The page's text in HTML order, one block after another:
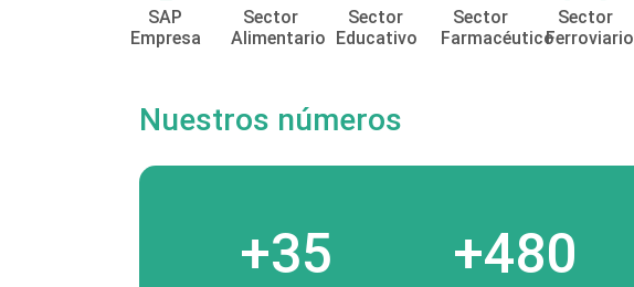
SAP
Empresa
Sector
Alimentario
Sector
Educativo
Sector
Farmacéutico
Sector
Ferroviario
Nuestros números
+35 +480